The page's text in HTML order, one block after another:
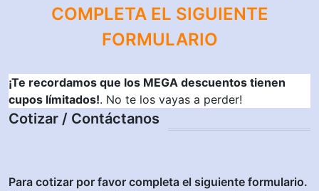
COMPLETA EL SIGUIENTE
FORMULARIO
¡Te recordamos que los MEGA descuentos tienen
cupos límitados!. No te los vayas a perder!
Cotizar / Contáctanos
Para cotizar por favor completa el siguiente formulario.